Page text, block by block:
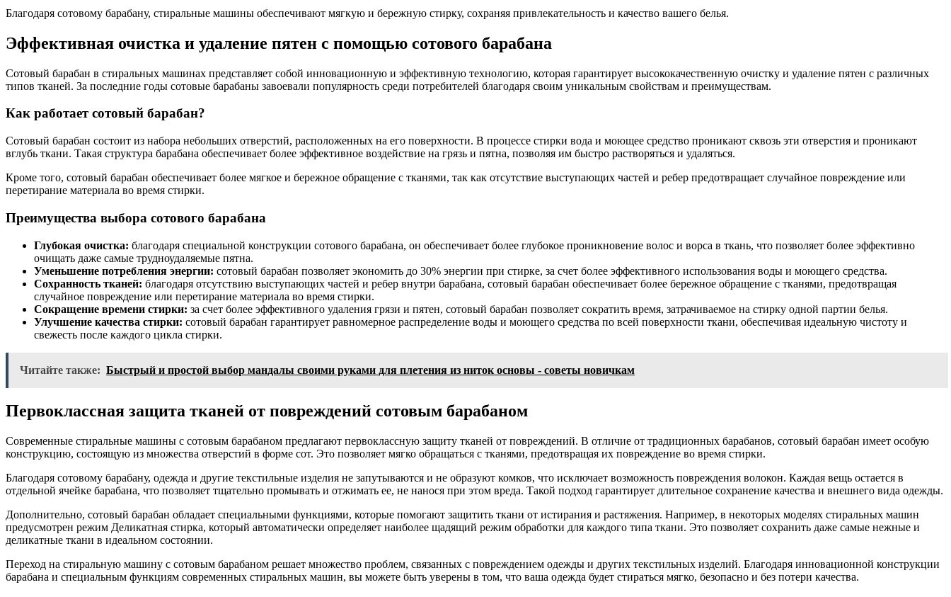
Благодаря сотовому барабану, стиральные машины обеспечивают мягкую и бережную стирку, сохраняя привлекательность и качество вашего белья.
Эффективная очистка и удаление пятен с помощью сотового барабана
Сотовый барабан в стиральных машинах представляет собой инновационную и эффективную технологию, которая гарантирует высококачественную очистку и удаление пятен с различных
типов тканей. За последние годы сотовые барабаны завоевали популярность среди потребителей благодаря своим уникальным свойствам и преимуществам.
Как работает сотовый барабан?
Сотовый барабан состоит из набора небольших отверстий, расположенных на его поверхности. В процессе стирки вода и моющее средство проникают сквозь эти отверстия и проникают
вглубь ткани. Такая структура барабана обеспечивает более эффективное воздействие на грязь и пятна, позволяя им быстро растворяться и удаляться.
Кроме того, сотовый барабан обеспечивает более мягкое и бережное обращение с тканями, так как отсутствие выступающих частей и ребер предотвращает случайное повреждение или
перетирание материала во время стирки.
Преимущества выбора сотового барабана
Глубокая очистка: благодаря специальной конструкции сотового барабана, он обеспечивает более глубокое проникновение волос и ворса в ткань, что позволяет более эффективно
очищать даже самые трудноудаляемые пятна.
Уменьшение потребления энергии: сотовый барабан позволяет экономить до 30% энергии при стирке, за счет более эффективного использования воды и моющего средства.
Сохранность тканей: благодаря отсутствию выступающих частей и ребер внутри барабана, сотовый барабан обеспечивает более бережное обращение с тканями, предотвращая
случайное повреждение или перетирание материала во время стирки.
Сокращение времени стирки: за счет более эффективного удаления грязи и пятен, сотовый барабан позволяет сократить время, затрачиваемое на стирку одной партии белья.
Улучшение качества стирки: сотовый барабан гарантирует равномерное распределение воды и моющего средства по всей поверхности ткани, обеспечивая идеальную чистоту и
свежесть после каждого цикла стирки.
Читайте также: Быстрый и простой выбор мандалы своими руками для плетения из ниток основы - советы новичкам
Первоклассная защита тканей от повреждений сотовым барабаном
Современные стиральные машины с сотовым барабаном предлагают первоклассную защиту тканей от повреждений. В отличие от традиционных барабанов, сотовый барабан имеет особую
конструкцию, состоящую из множества отверстий в форме сот. Это позволяет мягко обращаться с тканями, предотвращая их повреждение во время стирки.
Благодаря сотовому барабану, одежда и другие текстильные изделия не запутываются и не образуют комков, что исключает возможность повреждения волокон. Каждая вещь остается в
отдельной ячейке барабана, что позволяет тщательно промывать и отжимать ее, не нанося при этом вреда. Такой подход гарантирует длительное сохранение качества и внешнего вида одежды.
Дополнительно, сотовый барабан обладает специальными функциями, которые помогают защитить ткани от истирания и растяжения. Например, в некоторых моделях стиральных машин
предусмотрен режим Деликатная стирка, который автоматически определяет наиболее щадящий режим обработки для каждого типа ткани. Это позволяет сохранить даже самые нежные и
деликатные ткани в идеальном состоянии.
Переход на стиральную машину с сотовым барабаном решает множество проблем, связанных с повреждением одежды и других текстильных изделий. Благодаря инновационной конструкции
барабана и специальным функциям современных стиральных машин, вы можете быть уверены в том, что ваша одежда будет стираться мягко, безопасно и без потери качества.